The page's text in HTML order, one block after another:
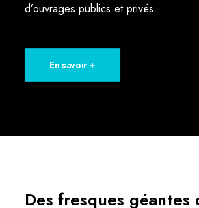
d’ouvrages publics et privés.
En savoir +
Des fresques géantes